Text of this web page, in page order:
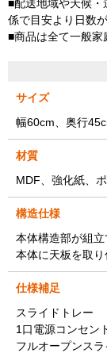
■配送地域や天候・
係で目安より日数
■商品は全て一般家
サイズ
幅60cm、奥行
材質
MDF、強化紙、
構造仕様
本体構造部が組
本体に天板を取
仕様補足
スライドトレー
1口電源コンセン
フルオープンス